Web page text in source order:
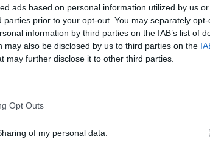
ads based on personal information utilized by us
parties prior to your opt-out. You may separately
information by third parties on the IAB’s list of
may also be disclosed by us to third parties on the
may further disclose it to other third parties.
Opt Outs
of my personal data.
Rudy Giuliani a Come States?
Trump, Meloni e la strategia
americana